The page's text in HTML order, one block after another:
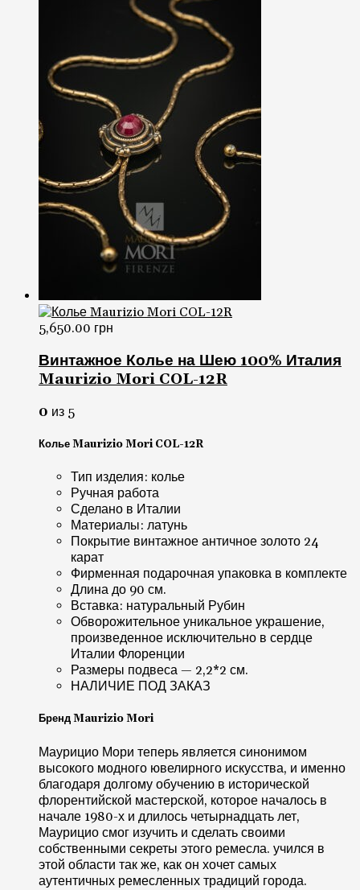
5,650.00 грн
Винтажное Колье на Шею 100% Италия
Maurizio Mori COL-12R
0 из 5
Колье Maurizio Mori COL-12R
Тип изделия: колье
Ручная работа
Сделано в Италии
Материалы: латунь
Покрытие винтажное античное золото 24
карат
Фирменная подарочная упаковка в комплекте
Длина до 90 см.
Вставка: натуральный Рубин
Обворожительное уникальное украшение,
произведенное исключительно в сердце
Италии Флоренции
Размеры подвеса — 2,2*2 см.
НАЛИЧИЕ ПОД ЗАКАЗ
Бренд Maurizio Mori
Маурицио Мори теперь является синонимом
высокого модного ювелирного искусства, и именно
благодаря долгому обучению в исторической
флорентийской мастерской, которое началось в
начале 1980-х и длилось четырнадцать лет,
Маурицио смог изучить и сделать своими
собственными секреты этого ремесла. учился в
этой области так же, как он хочет самых
аутентичных ремесленных традиций города.